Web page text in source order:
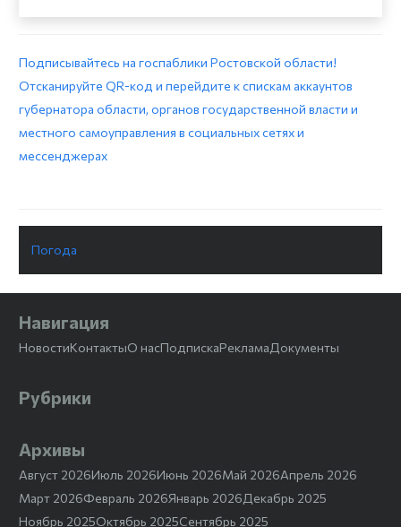
Подписывайтесь на госпаблики Ростовской области!
Отсканируйте QR-код и перейдите к спискам аккаунтов
губернатора области, органов государственной власти и
местного самоуправления в социальных сетях и
мессенджерах
Погода
Навигация
НовостиКонтактыО насПодпискаРекламаДокументы
Рубрики
Архивы
Август 2026Июль 2026Июнь 2026Май 2026Апрель 2026
Март 2026Февраль 2026Январь 2026Декабрь 2025
Ноябрь 2025Октябрь 2025Сентябрь 2025